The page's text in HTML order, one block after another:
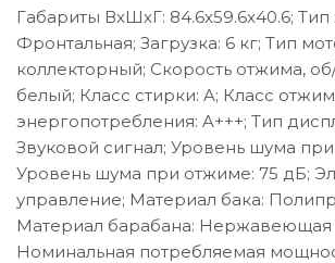
Габариты ВхШхГ: 84.6x59.6x40.6; Тип
Фронтальная; Загрузка: 6 кг; Тип
коллекторный; Скорость отжима,
белый; Класс стирки: A; Класс
энергопотребления: A+++; Тип
Звуковой сигнал; Уровень шума
Уровень шума при отжиме: 75 дБ;
управление; Материал бака:
Материал барабана: Нержавеющая
Номинальная потребляемая